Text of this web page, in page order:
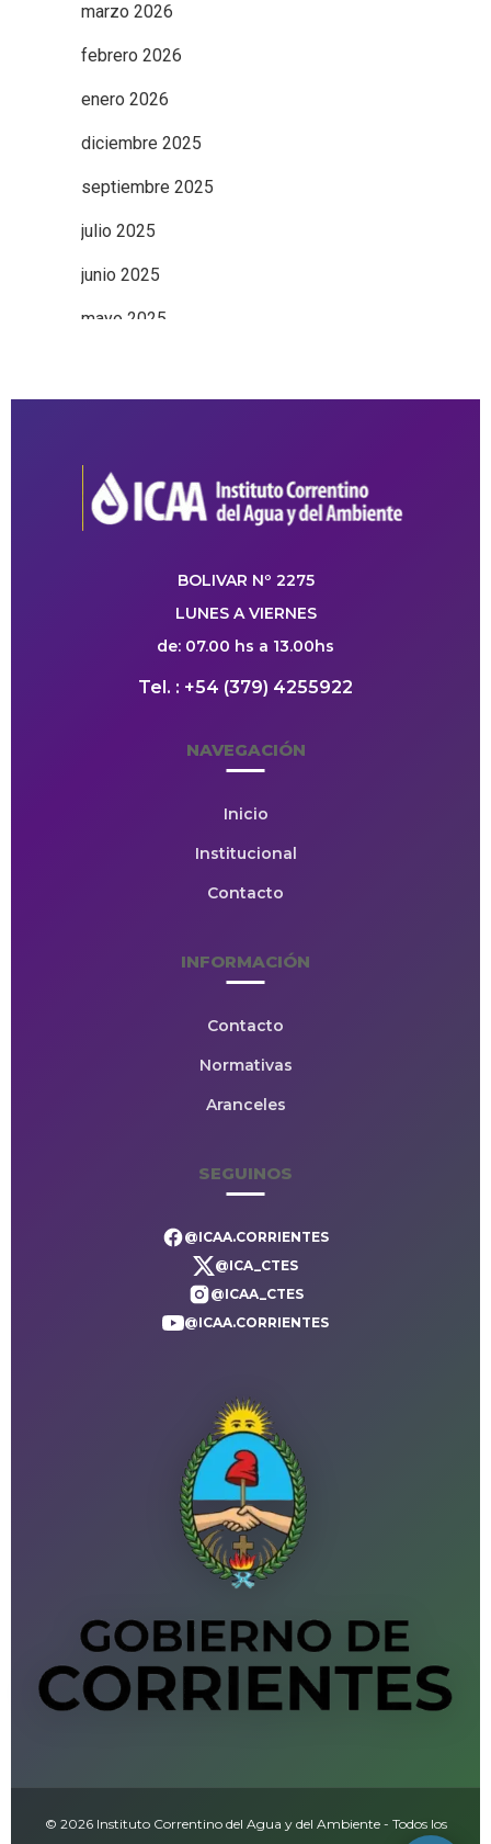
marzo 2026
febrero 2026
enero 2026
diciembre 2025
septiembre 2025
julio 2025
junio 2025
mayo 2025
BOLIVAR Nº 2275
LUNES A VIERNES
de: 07.00 hs a 13.00hs
Tel. : +54 (379) 4255922
NAVEGACIÓN
Inicio
Institucional
Contacto
INFORMACIÓN
Contacto
Normativas
Aranceles
SEGUINOS
@ICAA.CORRIENTES
@ICA_CTES
@ICAA_CTES
@ICAA.CORRIENTES
© 2026 Instituto Correntino del Agua y del Ambiente - Todos los